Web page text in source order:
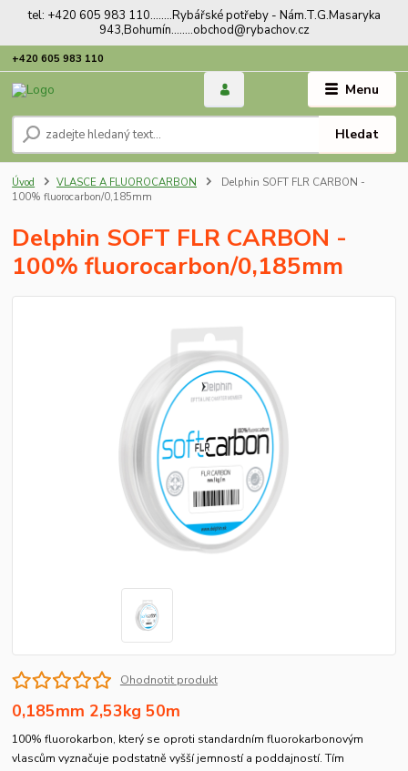
tel: +420 605 983 110........Rybářské potřeby - Nám.T.G.Masaryka
943,Bohumín........obchod@rybachov.cz
Menu
Hledat
+420 605 983 110
Úvod VLASCE A FLUOROCARBON
Delphin SOFT FLR CARBON -
100% fluorocarbon/0,185mm
Delphin SOFT FLR CARBON -
100% fluorocarbon/0,185mm
Ohodnotit produkt
0,185mm 2,53kg 50m
100% fluorokarbon, který se oproti standardním fluorokarbonovým
vlascům vyznačuje podstatně vyšší jemností a poddajností. Tím